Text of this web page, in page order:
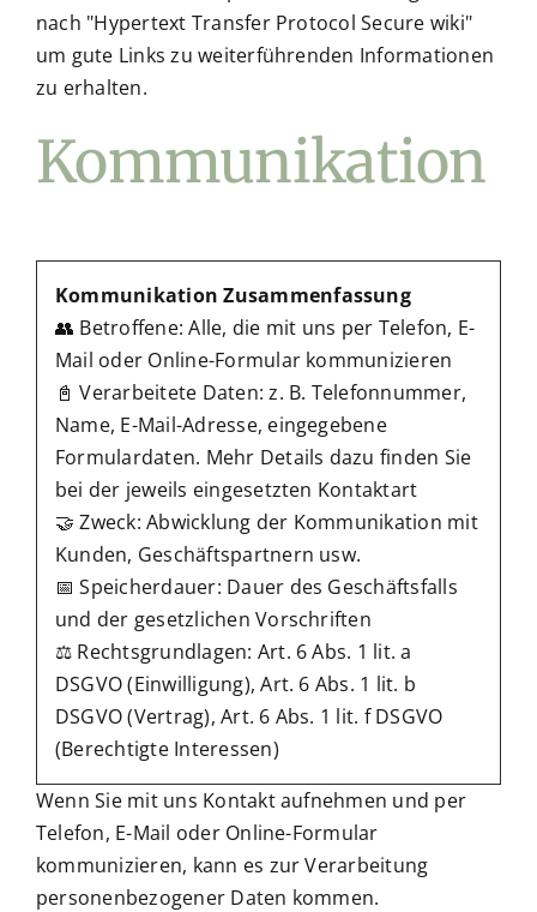
nach "Hypertext Transfer Protocol Secure wiki"
um gute Links zu weiterführenden Informationen
zu erhalten.
Kommunikation
Kommunikation Zusammenfassung
👥 Betroffene: Alle, die mit uns per Telefon, E-
Mail oder Online-Formular kommunizieren
📓 Verarbeitete Daten: z. B. Telefonnummer,
Name, E-Mail-Adresse, eingegebene
Formulardaten. Mehr Details dazu finden Sie
bei der jeweils eingesetzten Kontaktart
🤝 Zweck: Abwicklung der Kommunikation mit
Kunden, Geschäftspartnern usw.
📅 Speicherdauer: Dauer des Geschäftsfalls
und der gesetzlichen Vorschriften
⚖️ Rechtsgrundlagen: Art. 6 Abs. 1 lit. a
DSGVO (Einwilligung), Art. 6 Abs. 1 lit. b
DSGVO (Vertrag), Art. 6 Abs. 1 lit. f DSGVO
(Berechtigte Interessen)
Wenn Sie mit uns Kontakt aufnehmen und per
Telefon, E-Mail oder Online-Formular
kommunizieren, kann es zur Verarbeitung
personenbezogener Daten kommen.